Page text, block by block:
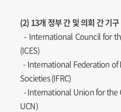
(2) 13개 정부 간 및 의회 간 기구
- International Council for
(ICES)
- International Federation of
Societies (IFRC)
-International Union for the
UCN)